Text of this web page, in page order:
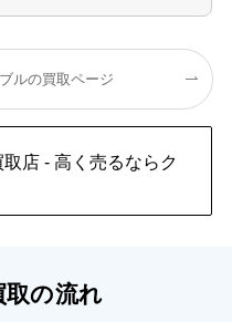
ルの買取ページ
店 - 高く売るならク
取の流れ